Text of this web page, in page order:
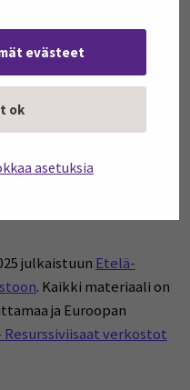
evästeet
ok
asetuksia
yrityskenttää
palvelun polkuja
julkaistuun Etelä-
. Kaikki materiaali on
ja Euroopan
Resurssiviisaat verkostot